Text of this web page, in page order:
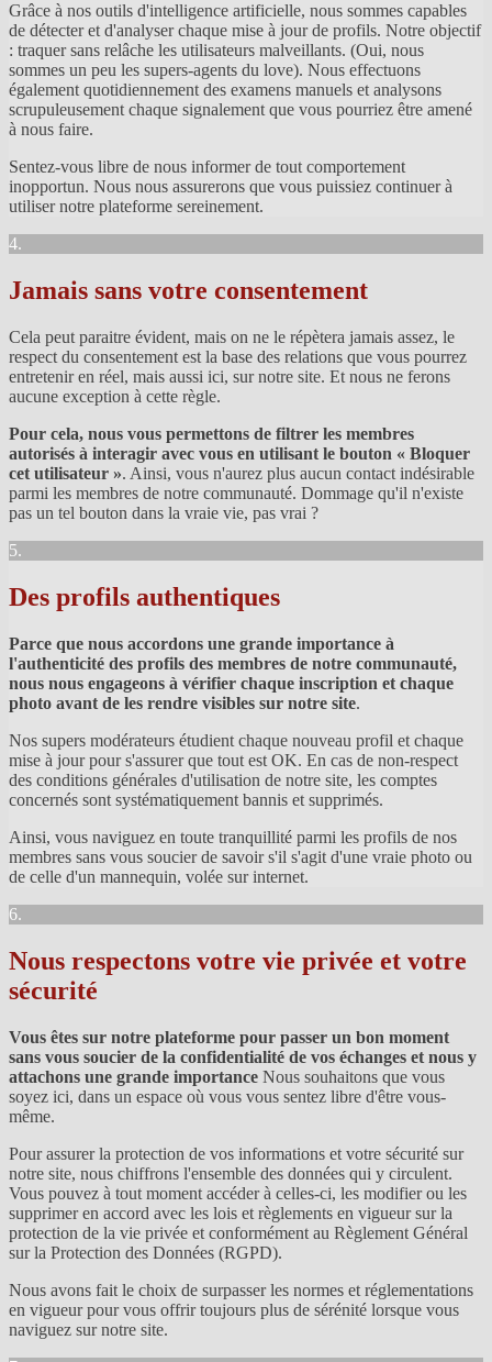
Grâce à nos outils d'intelligence artificielle, nous sommes capables
de détecter et d'analyser chaque mise à jour de profils. Notre objectif
: traquer sans relâche les utilisateurs malveillants. (Oui, nous
sommes un peu les supers-agents du love). Nous effectuons
également quotidiennement des examens manuels et analysons
scrupuleusement chaque signalement que vous pourriez être amené
à nous faire.
Sentez-vous libre de nous informer de tout comportement
inopportun. Nous nous assurerons que vous puissiez continuer à
utiliser notre plateforme sereinement.
4.
Jamais sans votre consentement
Cela peut paraitre évident, mais on ne le répètera jamais assez, le
respect du consentement est la base des relations que vous pourrez
entretenir en réel, mais aussi ici, sur notre site. Et nous ne ferons
aucune exception à cette règle.
Pour cela, nous vous permettons de filtrer les membres
autorisés à interagir avec vous en utilisant le bouton « Bloquer
cet utilisateur ». Ainsi, vous n'aurez plus aucun contact indésirable
parmi les membres de notre communauté. Dommage qu'il n'existe
pas un tel bouton dans la vraie vie, pas vrai ?
5.
Des profils authentiques
Parce que nous accordons une grande importance à
l'authenticité des profils des membres de notre communauté,
nous nous engageons à vérifier chaque inscription et chaque
photo avant de les rendre visibles sur notre site.
Nos supers modérateurs étudient chaque nouveau profil et chaque
mise à jour pour s'assurer que tout est OK. En cas de non-respect
des conditions générales d'utilisation de notre site, les comptes
concernés sont systématiquement bannis et supprimés.
Ainsi, vous naviguez en toute tranquillité parmi les profils de nos
membres sans vous soucier de savoir s'il s'agit d'une vraie photo ou
de celle d'un mannequin, volée sur internet.
6.
Nous respectons votre vie privée et votre
sécurité
Vous êtes sur notre plateforme pour passer un bon moment
sans vous soucier de la confidentialité de vos échanges et nous y
attachons une grande importance Nous souhaitons que vous
soyez ici, dans un espace où vous vous sentez libre d'être vous-
même.
Pour assurer la protection de vos informations et votre sécurité sur
notre site, nous chiffrons l'ensemble des données qui y circulent.
Vous pouvez à tout moment accéder à celles-ci, les modifier ou les
supprimer en accord avec les lois et règlements en vigueur sur la
protection de la vie privée et conformément au Règlement Général
sur la Protection des Données (RGPD).
Nous avons fait le choix de surpasser les normes et réglementations
en vigueur pour vous offrir toujours plus de sérénité lorsque vous
naviguez sur notre site.